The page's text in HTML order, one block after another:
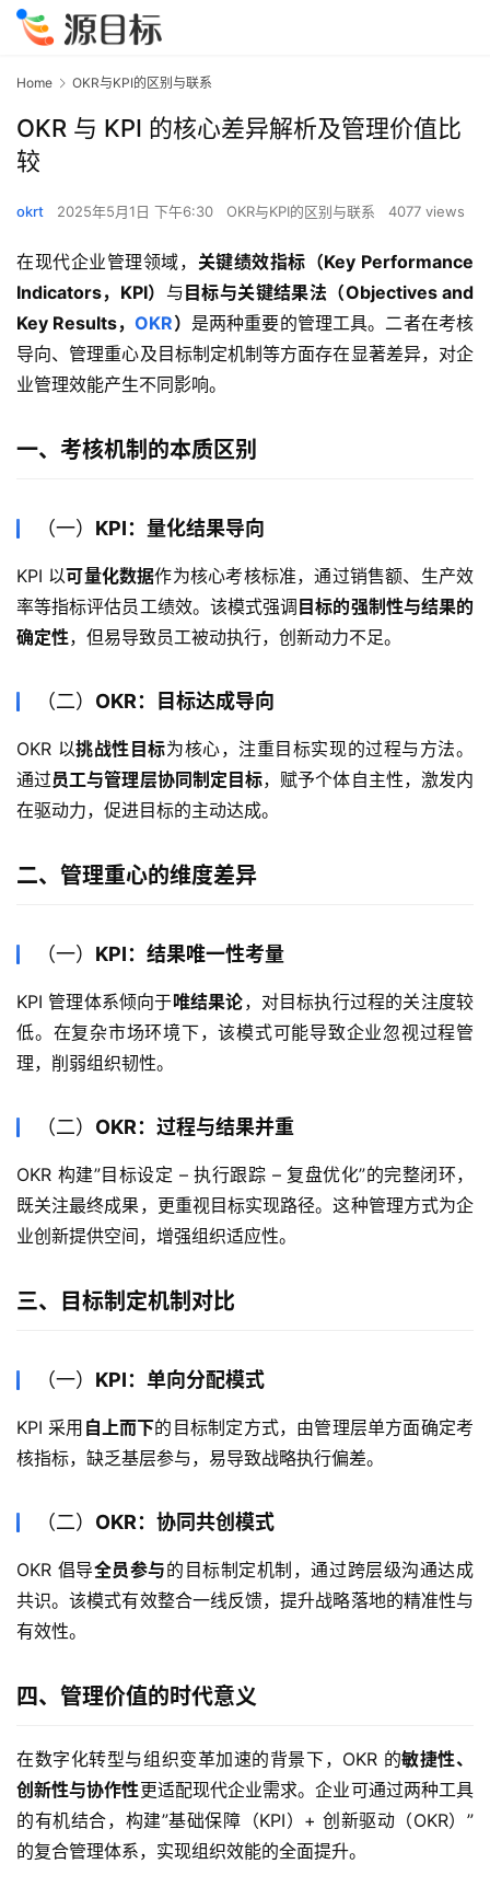
Home OKR与KPI的区别与联系
OKR 与 KPI 的核心差异解析及管理价值比
较
okrt 2025年5月1日 下午6:30 OKR与KPI的区别与联系 4077 views
在现代企业管理领域， 关键绩效指标（Key Performance
Indicators，KPI） 与 目标与关键结果法（Objectives and
Key Results，OKR） 是两种重要的管理工具。二者在考核
导向、管理重心及目标制定机制等方面存在显著差异，对企
业管理效能产生不同影响。
一、考核机制的本质区别
（一） KPI：量化结果导向
KPI 以可量化数据作为核心考核标准，通过销售额、生产效
率等指标评估员工绩效。该模式强调 目标的强制性与结果的
确定性，但易导致员工被动执行，创新动力不足。
（二） OKR：目标达成导向
OKR 以挑战性目标为核心，注重目标实现的过程与方法。
通过员工与管理层协同制定目标，赋予个体自主性，激发内
在驱动力，促进目标的主动达成。
二、管理重心的维度差异
（一） KPI：结果唯一性考量
KPI 管理体系倾向于唯结果论，对目标执行过程的关注度较
低。在复杂市场环境下，该模式可能导致企业忽视过程管
理，削弱组织韧性。
（二） OKR：过程与结果并重
OKR 构建”目标设定 – 执行跟踪 – 复盘优化”的完整闭环，
既关注最终成果，更重视目标实现路径。这种管理方式为企
业创新提供空间，增强组织适应性。
三、目标制定机制对比
（一） KPI：单向分配模式
KPI 采用 自上而下的目标制定方式，由管理层单方面确定考
核指标，缺乏基层参与，易导致战略执行偏差。
（二） OKR：协同共创模式
OKR 倡导全员参与的目标制定机制，通过跨层级沟通达成
共识。该模式有效整合一线反馈，提升战略落地的精准性与
有效性。
四、管理价值的时代意义
在数字化转型与组织变革加速的背景下，OKR 的敏捷性、
创新性与协作性更适配现代企业需求。企业可通过两种工具
的有机结合，构建”基础保障（KPI）+ 创新驱动（OKR）”
的复合管理体系，实现组织效能的全面提升。